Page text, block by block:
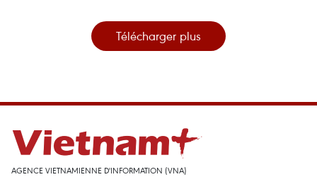
Télécharger plus
AGENCE VIETNAMIENNE D'INFORMATION (VNA)